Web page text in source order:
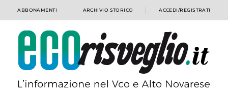
ABBONAMENTI ARCHIVIO STORICO ACCEDI/REGISTRATI